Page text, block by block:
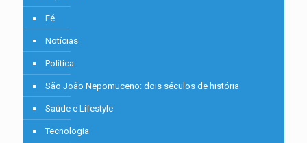
Fé
Notícias
Política
São João Nepomuceno: dois séculos de história
Saúde e Lifestyle
Tecnologia